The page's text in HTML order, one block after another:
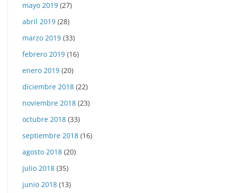
mayo 2019 (27)
abril 2019 (28)
marzo 2019 (33)
febrero 2019 (16)
enero 2019 (20)
diciembre 2018 (22)
noviembre 2018 (23)
octubre 2018 (33)
septiembre 2018 (16)
agosto 2018 (20)
julio 2018 (35)
junio 2018 (13)